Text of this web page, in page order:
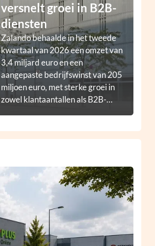
versnelt groei in B2B-
diensten
Zalando behaalde in het tweede
kwartaal van 2026 een omzet van
3,4 miljard euro en een
aangepaste bedrijfswinst van 205
miljoen euro, met sterke groei in
zowel klantaantallen als B2B-